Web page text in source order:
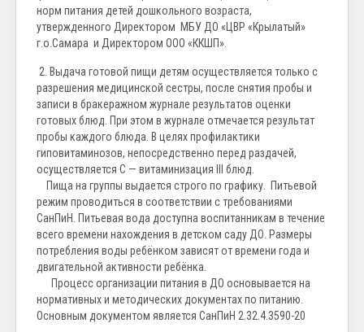
норм питания детей дошкольного возраста,
утвержденного Директором МБУ ДО «ЦВР «Крылатый»
г.о.Самара и Директором ООО «ККШП».
2. Выдача готовой пищи детям осуществляется только с
разрешения медицинской сестры, после снятия пробы и
записи в бракеражном журнале результатов оценки
готовых блюд. При этом в журнале отмечается результат
пробы каждого блюда. В целях профилактики
гиповитаминозов, непосредственно перед раздачей,
осуществляется С — витаминизация III блюд.
Пища на группы выдается строго по графику. Питьевой
режим проводиться в соответствии с требованиями
СанПиН. Питьевая вода доступна воспитанникам в течение
всего времени нахождения в детском саду ДО. Размеры
потребления воды ребёнком зависят от времени года и
двигательной активности ребёнка.
Процесс организации питания в ДО основывается на
нормативных и методических документах по питанию.
Основным документом является СанПиН 2.32.4.3590-20